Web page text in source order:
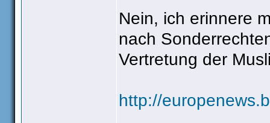
Nein, ich erinnere
nach
Vertretung der
http://